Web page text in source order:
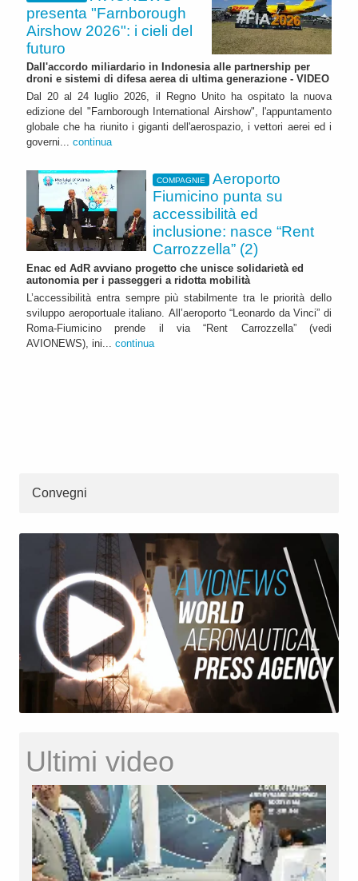
presenta "Farnborough
Airshow 2026": i cieli del
futuro
Dall'accordo miliardario in Indonesia alle partnership per
droni e sistemi di difesa aerea di ultima generazione - VIDEO
Dal 20 al 24 luglio 2026, il Regno Unito ha ospitato la nuova
edizione del "Farnborough International Airshow", l'appuntamento
globale che ha riunito i giganti dell'aerospazio, i vettori aerei ed i
governi... continua
COMPAGNIE
Aeroporto
Fiumicino punta su
accessibilità ed
inclusione: nasce “Rent
Carrozzella” (2)
Enac ed AdR avviano progetto che unisce solidarietà ed
autonomia per i passeggeri a ridotta mobilità
L’accessibilità entra sempre più stabilmente tra le priorità dello
sviluppo aeroportuale italiano. All’aeroporto “Leonardo da Vinci” di
Roma-Fiumicino prende il via “Rent Carrozzella” (vedi
AVIONEWS), ini... continua
Convegni
Ultimi video